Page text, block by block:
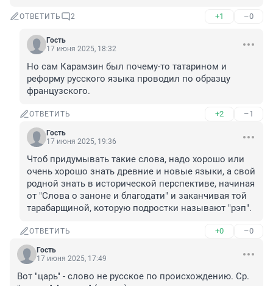
ОТВЕТИТЬ 2 +1 –0
Гость
17 июня 2025, 18:32
Но сам Карамзин был почему-то татарином и
реформу русского языка проводил по образцу
французского.
ОТВЕТИТЬ +2 –1
Гость
17 июня 2025, 19:36
Чтоб придумывать такие слова, надо хорошо или
очень хорошо знать древние и новые языки, а свой
родной знать в исторической перспективе, начиная
от "Слова о заноне и благодати" и заканчивая той
тарабарщиной, которую подростки называют "рэп".
ОТВЕТИТЬ +0 –0
Гость
17 июня 2025, 17:49
Вот "царь" - слово не русское по происхождению. Ср.